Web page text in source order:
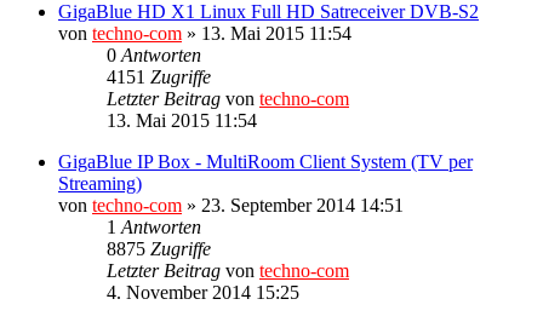
GigaBlue HD X1 Linux Full HD Satreceiver DVB-S2
von techno-com » 13. Mai 2015 11:54
0 Antworten
4151 Zugriffe
Letzter Beitrag von techno-com
13. Mai 2015 11:54
GigaBlue IP Box - MultiRoom Client System (TV per
Streaming)
von techno-com » 23. September 2014 14:51
1 Antworten
8875 Zugriffe
Letzter Beitrag von techno-com
4. November 2014 15:25